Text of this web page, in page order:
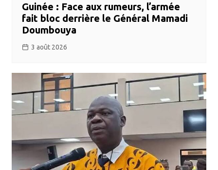
Guinée : Face aux rumeurs, l’armée
fait bloc derrière le Général Mamadi
Doumbouya
3 août 2026